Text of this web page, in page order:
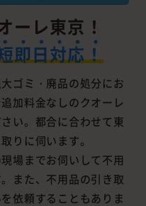
ーレ東京！
即日対応！
ゴミ・廃品の処分にお
加料金なしのクオーレ
い。都合に合わせて東
りに伺います。
場までお伺いして不用
また、不用品の引き取
依頼することもありま